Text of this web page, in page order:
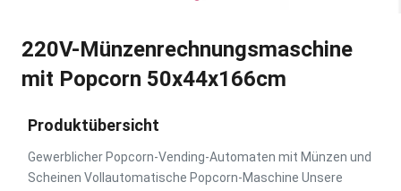
220V-Münzenrechnungsmaschine
mit Popcorn 50x44x166cm
Produktübersicht
Gewerblicher Popcorn-Vending-Automaten mit Münzen und
Scheinen Vollautomatische Popcorn-Maschine Unsere